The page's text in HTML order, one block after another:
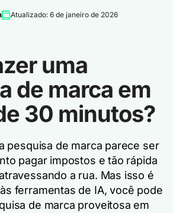
Atualizado: 6 de janeiro de 2026
uma
de marca em
30 minutos?
pesquisa de marca parece ser
pagar impostos e tão rápida
a rua. Mas isso é
ferramentas de IA, você pode
de marca proveitosa em